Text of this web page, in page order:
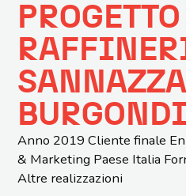
Anno 2019 Cliente finale
& Marketing Paese Italia
Altre realizzazioni